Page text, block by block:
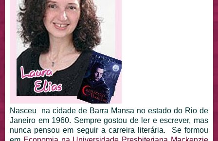
Nasceu na cidade de Barra Mansa no estado do Rio de
Janeiro em 1960. Sempre gostou de ler e escrever, mas
nunca pensou em seguir a carreira literária. Se formou